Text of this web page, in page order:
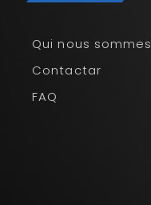
Qui nous sommes
Contactar
FAQ